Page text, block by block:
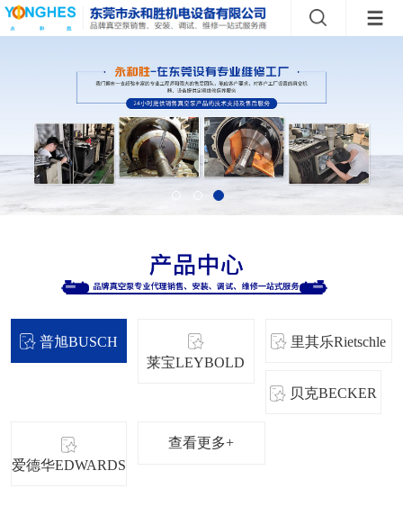
普旭BUSCH
莱宝LEYBOLD
里其乐Rietschle
贝克BECKER
爱德华EDWARDS
查看更多+